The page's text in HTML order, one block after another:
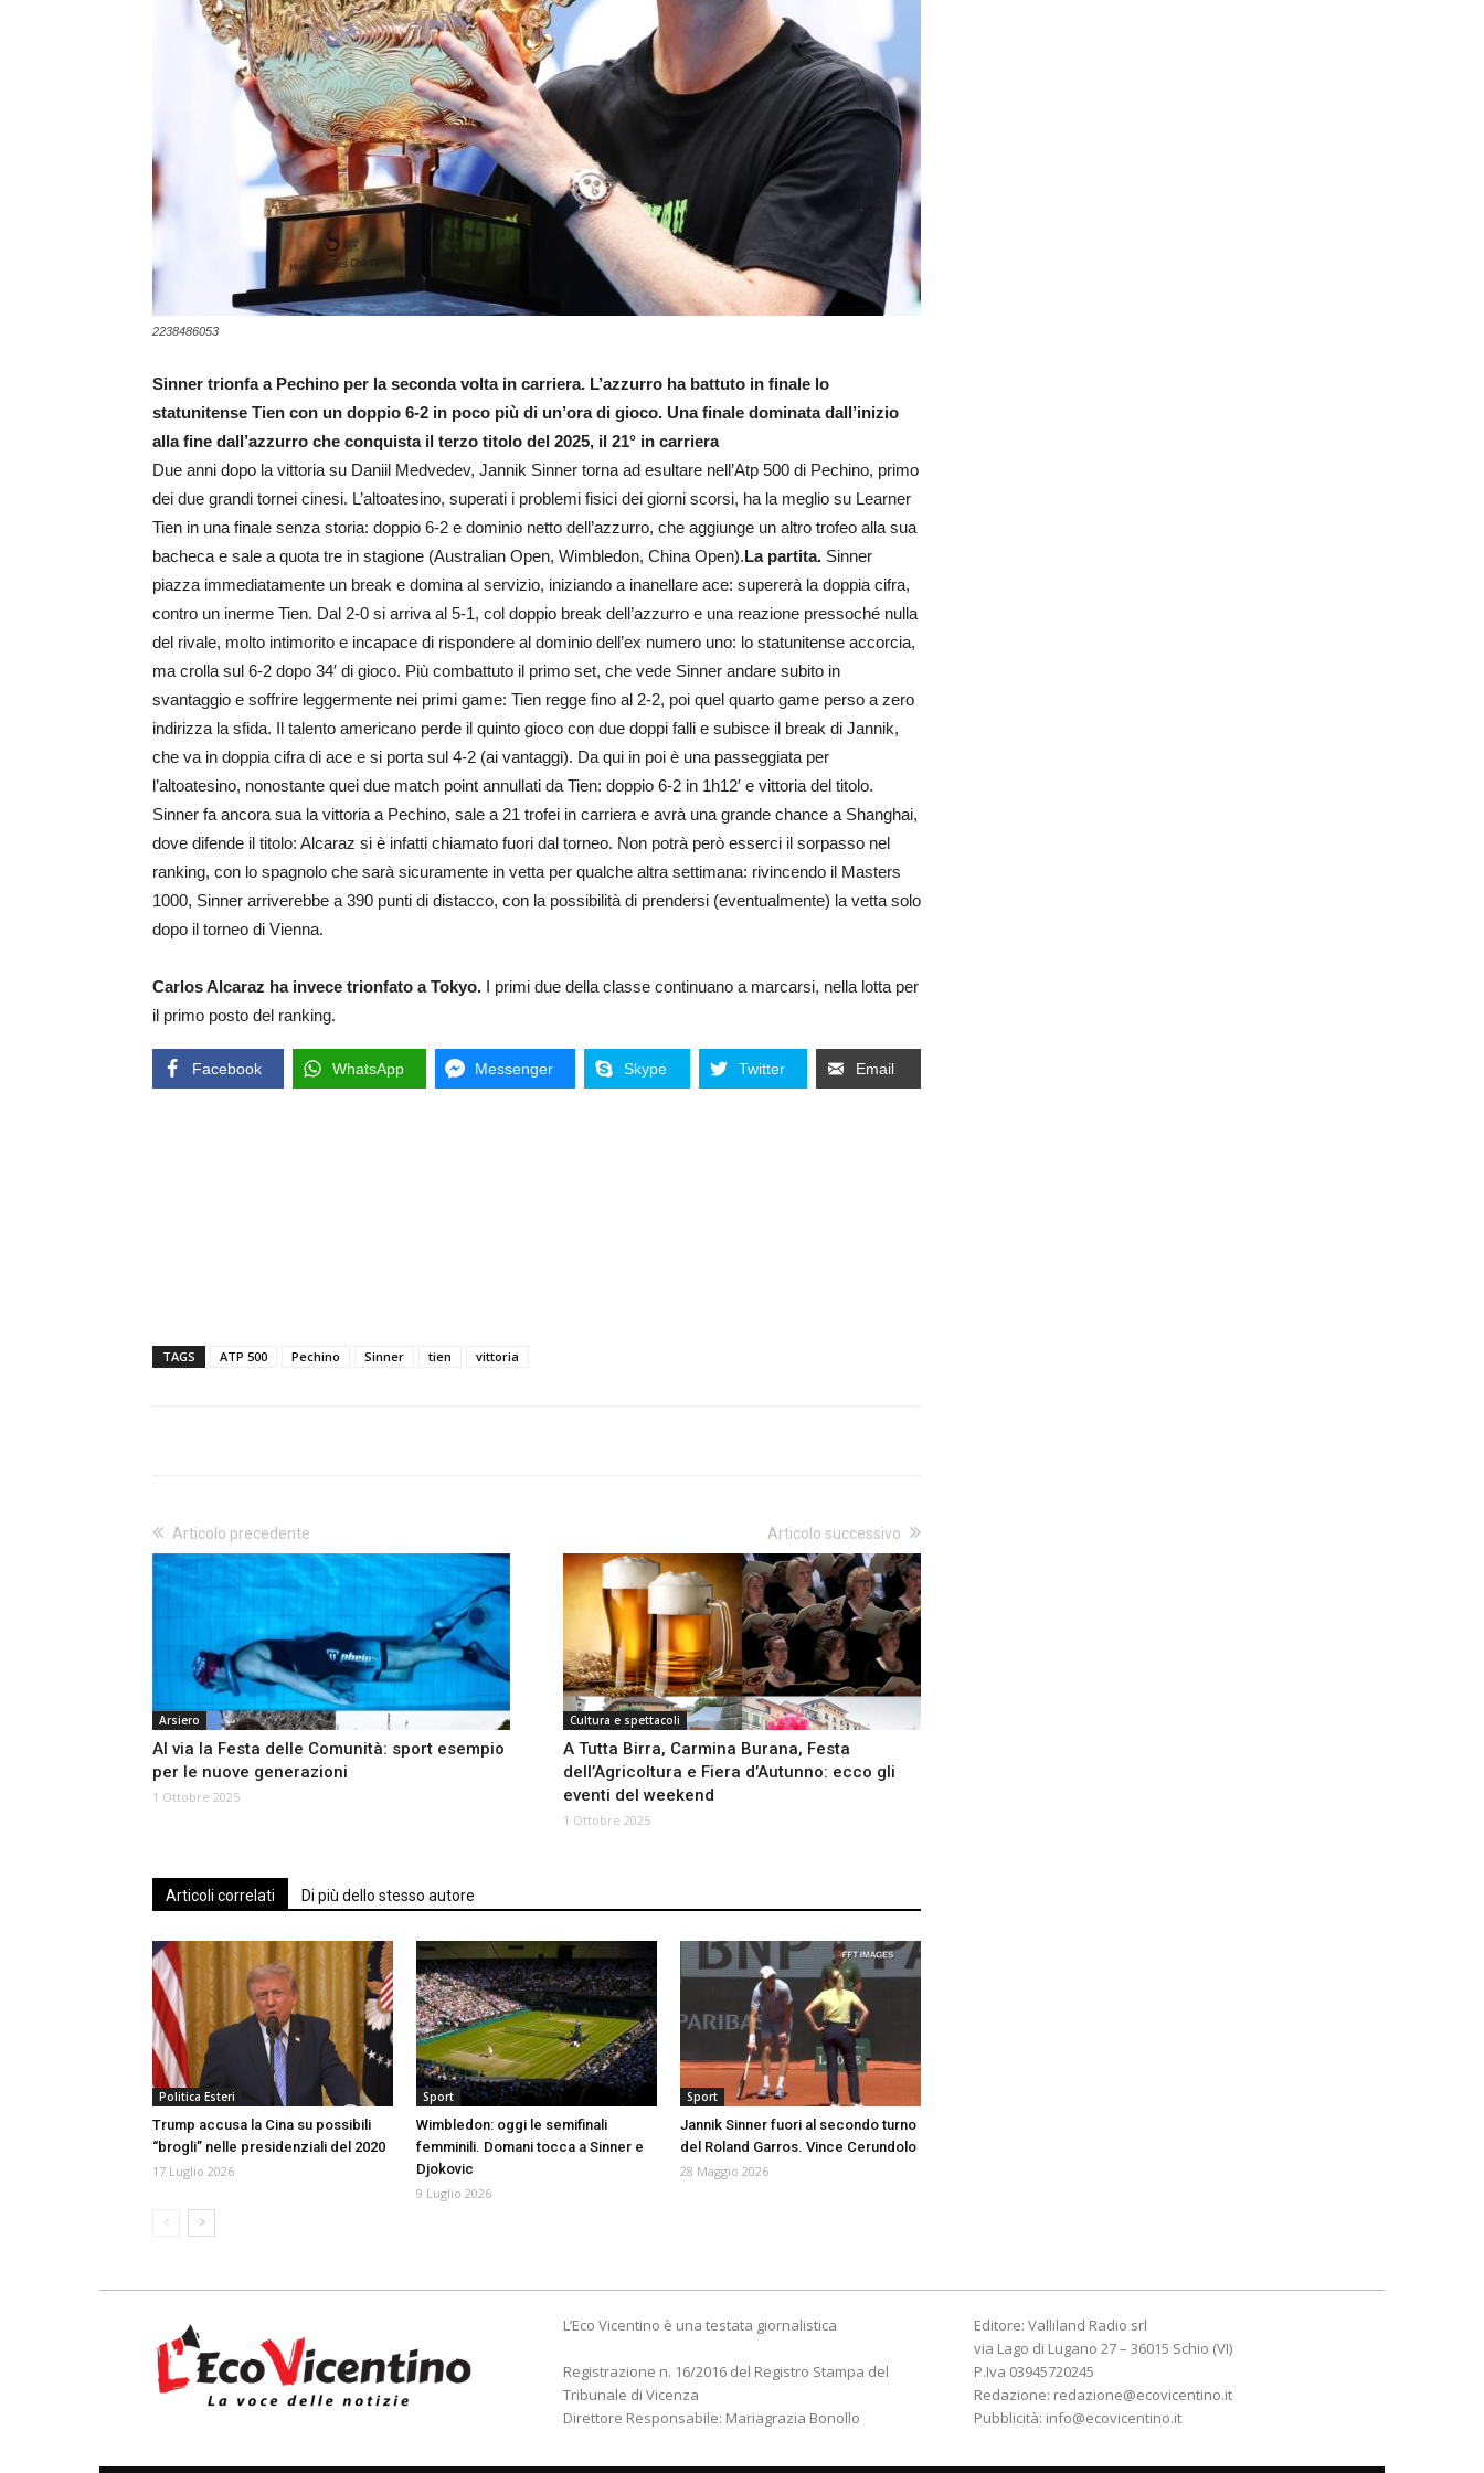
2238486053
Sinner trionfa a Pechino per la seconda volta in carriera. L’azzurro ha battuto in finale lo
statunitense Tien con un doppio 6-2 in poco più di un’ora di gioco. Una finale dominata dall’inizio
alla fine dall’azzurro che conquista il terzo titolo del 2025, il 21° in carriera
Due anni dopo la vittoria su Daniil Medvedev, Jannik Sinner torna ad esultare nell’Atp 500 di Pechino, primo
dei due grandi tornei cinesi. L’altoatesino, superati i problemi fisici dei giorni scorsi, ha la meglio su Learner
Tien in una finale senza storia: doppio 6-2 e dominio netto dell’azzurro, che aggiunge un altro trofeo alla sua
bacheca e sale a quota tre in stagione (Australian Open, Wimbledon, China Open).La partita. Sinner
piazza immediatamente un break e domina al servizio, iniziando a inanellare ace: supererà la doppia cifra,
contro un inerme Tien. Dal 2-0 si arriva al 5-1, col doppio break dell’azzurro e una reazione pressoché nulla
del rivale, molto intimorito e incapace di rispondere al dominio dell’ex numero uno: lo statunitense accorcia,
ma crolla sul 6-2 dopo 34′ di gioco. Più combattuto il primo set, che vede Sinner andare subito in
svantaggio e soffrire leggermente nei primi game: Tien regge fino al 2-2, poi quel quarto game perso a zero
indirizza la sfida. Il talento americano perde il quinto gioco con due doppi falli e subisce il break di Jannik,
che va in doppia cifra di ace e si porta sul 4-2 (ai vantaggi). Da qui in poi è una passeggiata per
l’altoatesino, nonostante quei due match point annullati da Tien: doppio 6-2 in 1h12′ e vittoria del titolo.
Sinner fa ancora sua la vittoria a Pechino, sale a 21 trofei in carriera e avrà una grande chance a Shanghai,
dove difende il titolo: Alcaraz si è infatti chiamato fuori dal torneo. Non potrà però esserci il sorpasso nel
ranking, con lo spagnolo che sarà sicuramente in vetta per qualche altra settimana: rivincendo il Masters
1000, Sinner arriverebbe a 390 punti di distacco, con la possibilità di prendersi (eventualmente) la vetta solo
dopo il torneo di Vienna.
Carlos Alcaraz ha invece trionfato a Tokyo. I primi due della classe continuano a marcarsi, nella lotta per
il primo posto del ranking.
Facebook WhatsApp Messenger Skype Twitter Email
TAGS ATP 500 Pechino Sinner tien vittoria
Articolo precedente
Arsiero
Al via la Festa delle Comunità: sport esempio
per le nuove generazioni
1 Ottobre 2025
Articolo successivo
Cultura e spettacoli
A Tutta Birra, Carmina Burana, Festa
dell’Agricoltura e Fiera d’Autunno: ecco gli
eventi del weekend
1 Ottobre 2025
Articoli correlati Di più dello stesso autore
Politica Esteri
Trump accusa la Cina su possibili
“brogli” nelle presidenziali del 2020
17 Luglio 2026
Sport
Wimbledon: oggi le semifinali
femminili. Domani tocca a Sinner e
Djokovic
9 Luglio 2026
Sport
Jannik Sinner fuori al secondo turno
del Roland Garros. Vince Cerundolo
28 Maggio 2026
L’Eco Vicentino è una testata giornalistica
Registrazione n. 16/2016 del Registro Stampa del
Tribunale di Vicenza
Direttore Responsabile: Mariagrazia Bonollo
Editore: Valliland Radio srl
via Lago di Lugano 27 – 36015 Schio (VI)
P.Iva 03945720245
Redazione: redazione@ecovicentino.it
Pubblicità: info@ecovicentino.it